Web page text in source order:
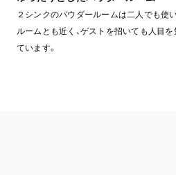
２シンクのパウダールームは二人でも使
ルームとも近く、ゲストを招いても人目
ています。